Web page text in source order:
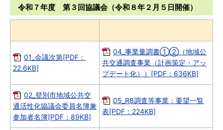
令和７年度 第３回協議会（令和８年２月５日開催）
01_会議次第[PDF：
22.6KB]
04_事業量調書①②（地域公
共交通調査事業（計画策定・アッ
プデート化））[PDF：636KB]
02_登別市地域公共交
通活性化協議会委員名簿兼
参加者名簿[PDF：89KB]
05_R8調査等事業：要望一覧
表[PDF：224KB]